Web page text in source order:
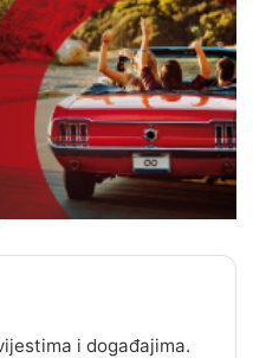
i događajima.